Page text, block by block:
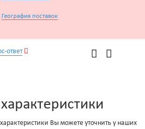
География поставок
ответ
Вы можете уточнить у наших